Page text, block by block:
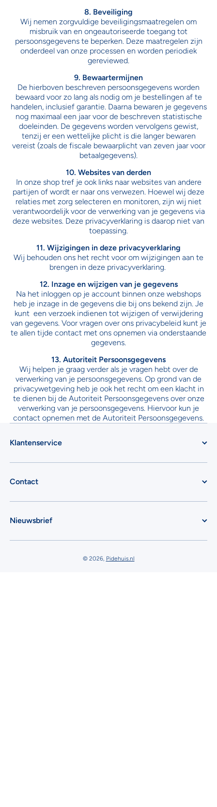
8. Beveiliging
Wij nemen zorgvuldige beveiligingsmaatregelen om
misbruik van en ongeautoriseerde toegang tot
persoonsgegevens te beperken. Deze maatregelen zijn
onderdeel van onze processen en worden periodiek
gereviewed.
9. Bewaartermijnen
De hierboven beschreven persoonsgegevens worden
bewaard voor zo lang als nodig om je bestellingen af te
handelen, inclusief garantie. Daarna bewaren je gegevens
nog maximaal een jaar voor de beschreven statistische
doeleinden. De gegevens worden vervolgens gewist,
tenzij er een wettelijke plicht is die langer bewaren
vereist (zoals de fiscale bewaarplicht van zeven jaar voor
betaalgegevens).
10. Websites van derden
In onze shop tref je ook links naar websites van andere
partijen of wordt er naar ons verwezen. Hoewel wij deze
relaties met zorg selecteren en monitoren, zijn wij niet
verantwoordelijk voor de verwerking van je gegevens via
deze websites. Deze privacyverklaring is daarop niet van
toepassing.
11. Wijzigingen in deze privacyverklaring
Wij behouden ons het recht voor om wijzigingen aan te
brengen in deze privacyverklaring.
12. Inzage en wijzigen van je gegevens
Na het inloggen op je account binnen onze webshops
heb je inzage in de gegevens die bij ons bekend zijn. Je
kunt een verzoek indienen tot wijzigen of verwijdering
van gegevens. Voor vragen over ons privacybeleid kunt je
te allen tijde contact met ons opnemen via onderstaande
gegevens.
13. Autoriteit Persoonsgegevens
Wij helpen je graag verder als je vragen hebt over de
verwerking van je persoonsgegevens. Op grond van de
privacywetgeving heb je ook het recht om een klacht in
te dienen bij de Autoriteit Persoonsgegevens over onze
verwerking van je persoonsgegevens. Hiervoor kun je
contact opnemen met de Autoriteit Persoonsgegevens.
Klantenservice
Contact
Nieuwsbrief
© 2026, Pidehuis.nl